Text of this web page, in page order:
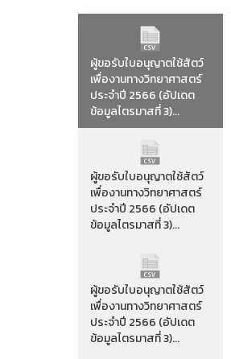
ผู้ขอรับใบอนุญาตใช้สัตว์
เพื่องานทางวิทยาศาสตร์
ประจำปี 2566 (อัปเดต
ข้อมูลไตรมาสที่ 3)...
ผู้ขอรับใบอนุญาตใช้สัตว์
เพื่องานทางวิทยาศาสตร์
ประจำปี 2566 (อัปเดต
ข้อมูลไตรมาสที่ 3)...
ผู้ขอรับใบอนุญาตใช้สัตว์
เพื่องานทางวิทยาศาสตร์
ประจำปี 2566 (อัปเดต
ข้อมูลไตรมาสที่ 3)...